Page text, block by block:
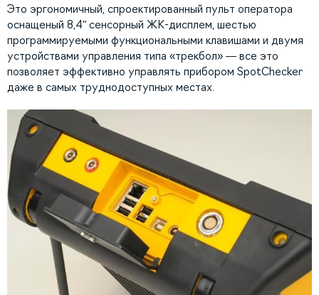
Это эргономичный, спроектированный пульт оператора
оснащеный 8,4" сенсорный ЖК-дисплем, шестью
программируемыми функциональными клавишами и двумя
устройствами управления типа «трекбол» — все это
позволяет эффективно управлять прибором SpotChecker
даже в самых труднодоступных местах.